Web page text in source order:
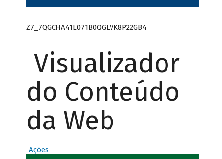
Z7_7QGCHA41L071B0QGLVK8P22GB4
Visualizador
do Conteúdo
da Web
Ações